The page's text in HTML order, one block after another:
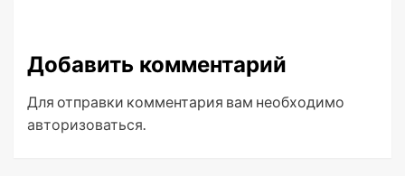
Добавить комментарий
Для отправки комментария вам необходимо
авторизоваться.